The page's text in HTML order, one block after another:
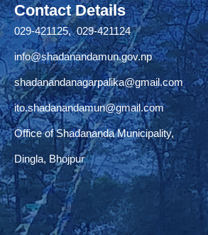
Contact Details
029-421125, 029-421124
info@shadanandamun.gov.np
shadanandanagarpalika@gmail.com
ito.shadanandamun@gmail.com
Office of Shadananda Municipality,
Dingla, Bhojpur